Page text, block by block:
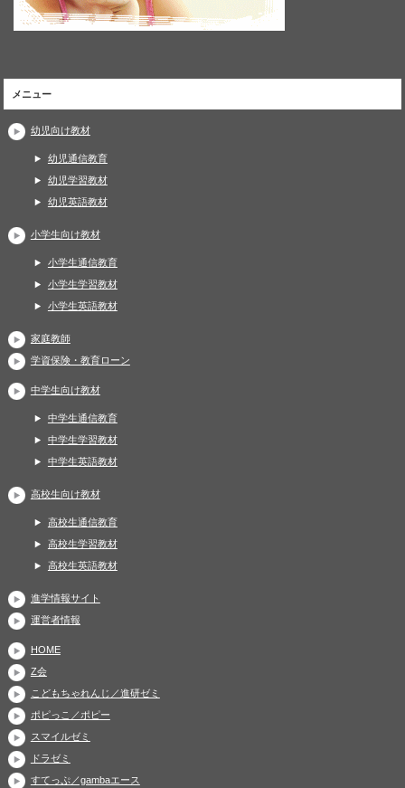
メニュー
幼児向け教材
幼児通信教育
幼児学習教材
幼児英語教材
小学生向け教材
小学生通信教育
小学生学習教材
小学生英語教材
家庭教師
学資保険・教育ローン
中学生向け教材
中学生通信教育
中学生学習教材
中学生英語教材
高校生向け教材
高校生通信教育
高校生学習教材
高校生英語教材
進学情報サイト
運営者情報
HOME
Z会
こどもちゃれんじ／進研ゼミ
ポピっこ／ポピー
スマイルゼミ
ドラゼミ
すてっぷ／gambaエース